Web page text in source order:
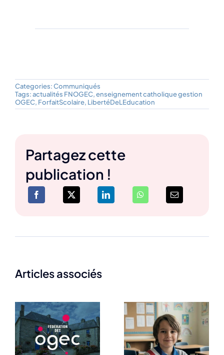
Categories:Communiqués
Tags:actualités FNOGEC,enseignement catholique gestion
OGEC, ForfaitScolaire, LibertéDeLEducation
Partagez cette
publication !